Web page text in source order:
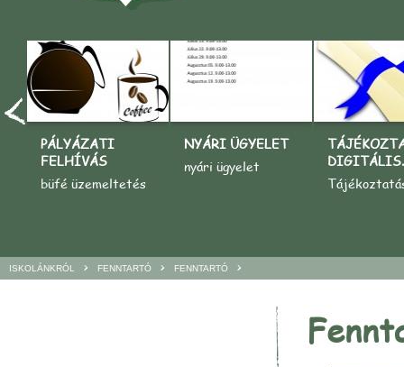
PÁLYÁZATI
FELHÍVÁS
büfé üzemeltetés
NYÁRI ÜGYELET
nyári ügyelet
ISKOLÁNKRÓL > FENNTARTÓ > FENNTARTÓ >